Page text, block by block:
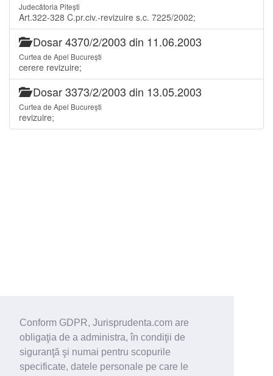
Conform GDPR, Jurisprudenta.com are
obligaţia de a administra, în condiţii de
siguranţă şi numai pentru scopurile
specificate, datele personale pe care le
Judecătoria Pitești
Art.322-328 C.pr.civ.-revizuire s.c. 7225/2002;
Dosar 4370/2/2003 din 11.06.2003
Curtea de Apel București
cerere revizuire;
Dosar 3373/2/2003 din 13.05.2003
Curtea de Apel București
revizuire;